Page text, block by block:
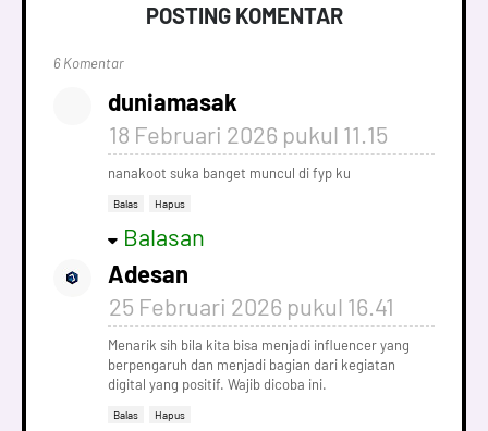
POSTING KOMENTAR
6 Komentar
duniamasak
18 Februari 2026 pukul 11.15
nanakoot suka banget muncul di fyp ku
Balas Hapus
Balasan
Adesan
25 Februari 2026 pukul 16.41
Menarik sih bila kita bisa menjadi influencer yang
berpengaruh dan menjadi bagian dari kegiatan
digital yang positif. Wajib dicoba ini.
Balas Hapus